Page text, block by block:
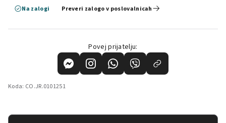
Na zalogi
Preveri zalogo v poslovalnicah
Povej prijatelju:
Koda: CO.JR.0101251